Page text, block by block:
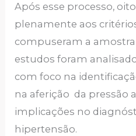
Após esse processo,
plenamente aos
compuseram a amostra
estudos foram
com foco na
na aferição da pressão
implicações no
hipertensão.